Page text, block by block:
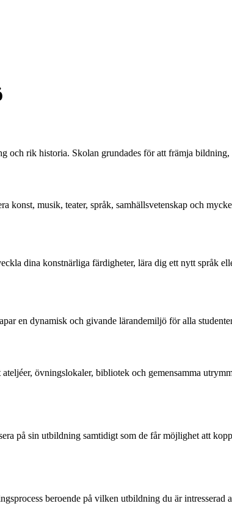
och rik historia. Skolan grundades för att främja
musik, teater, språk, samhällsvetenskap och
dina konstnärliga färdigheter, lära dig ett nytt språk
en dynamisk och givande lärandemiljö för alla
övningslokaler, bibliotek och gemensamma
på sin utbildning samtidigt som de får möjlighet att
beroende på vilken utbildning du är